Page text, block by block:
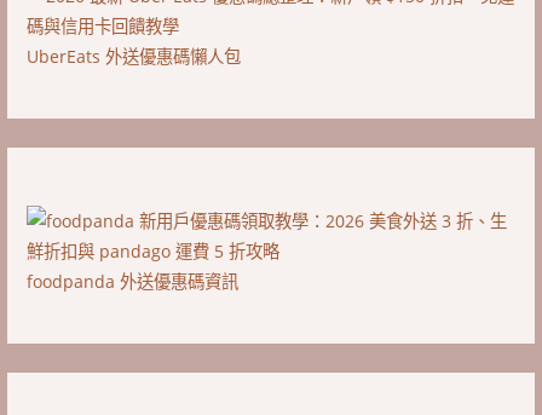
UberEats 外送優惠碼懶人包
foodpanda 外送優惠碼資訊